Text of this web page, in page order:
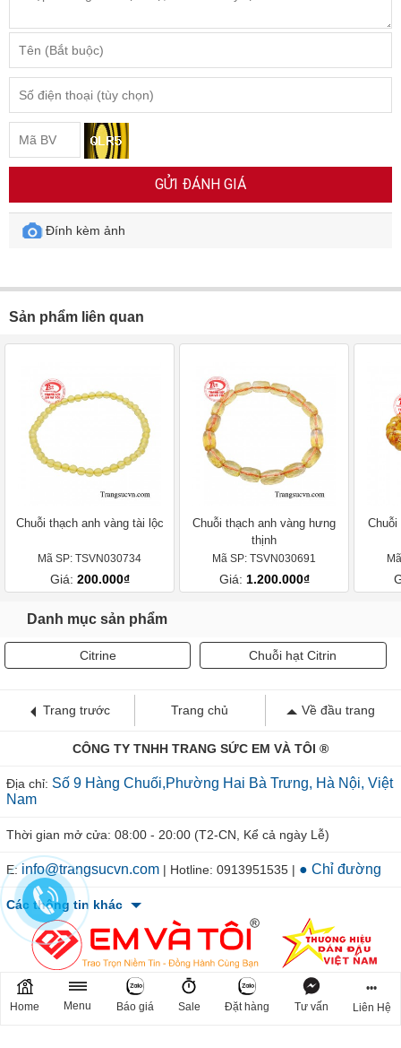
GỬI ĐÁNH GIÁ
Đính kèm ảnh
Sản phẩm liên quan
Chuỗi thạch anh vàng tài lộc
Mã SP: TSVN030734
Giá: 200.000₫
Chuỗi thạch anh vàng hưng
thịnh
Mã SP: TSVN030691
Giá: 1.200.000₫
Chuỗi
Danh mục sản phẩm
Citrine Chuỗi hạt Citrin
Trang trước Trang chủ Về đầu trang
CÔNG TY TNHH TRANG SỨC EM VÀ TÔI ®
Địa chỉ: Số 9 Hàng Chuối,Phường Hai Bà Trưng, Hà Nội, Việt
Nam
Thời gian mở cửa: 08:00 - 20:00 (T2-CN, Kể cả ngày Lễ)
E:info@trangsucvn.com | Hotline: 0913951535 | ● Chỉ đường
Các thông tin khác
Home Menu Báo giá Sale Đặt hàng Tư vấn
•••
Liên Hệ